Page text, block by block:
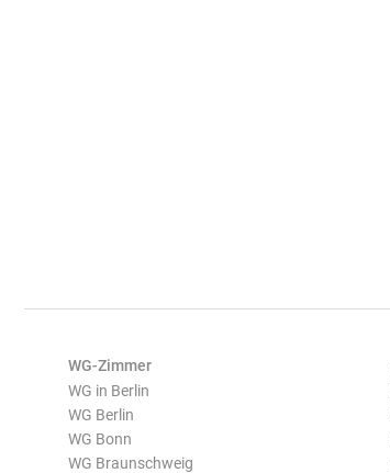
WG-Zimmer
WG in Berlin
WG Berlin
WG Bonn
WG Braunschweig